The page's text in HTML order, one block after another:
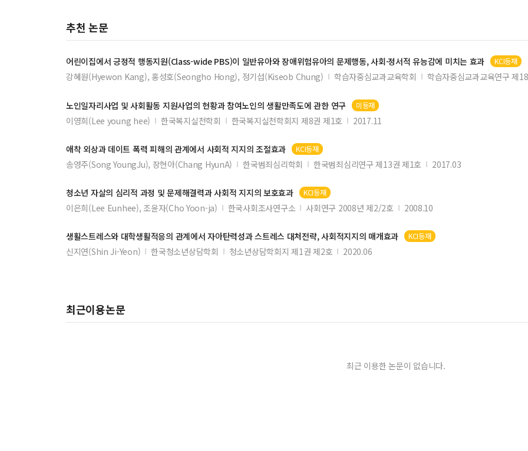
사회적 문제해결 능력 향상을 위한 호텔현관객실실무의 NCS 교육 방법
지역축제 브랜드자산이 브랜드충성도에 미치는 영향
의료관광 전문인력의 직무역량이 직무만족과 조직몰입에 미치는 영향
여행업 종사자의 감성지능과 직무만족에 관한 연구
추천 논문
어린이집에서 긍정적 행동지원(Class-wide PBS)이 일반유아와 장애위험유아의 문제행동, 사회·정서적 유능감에 미치는 효과 KCI등재
강혜원(Hyewon Kang), 홍성호(Seongho Hong), 정기섭(Kiseob Chung) 학습자중심교과교육학회 학습자중심교과교육연구 제
노인일자리사업 및 사회활동 지원사업의 현황과 참여노인의 생활만족도에 관한 연구 미등재
이영희(Lee young hee) 한국복지실천학회 한국복지실천학회지 제8권 제1호 2017.11
애착 외상과 데이트 폭력 피해의 관계에서 사회적 지지의 조절효과 KCI등재
송영주(Song YoungJu), 장현아(Chang HyunA) 한국범죄심리학회 한국범죄심리연구 제13권 제1호 2017.03
청소년 자살의 심리적 과정 및 문제해결력과 사회적 지지의 보호효과 KCI등재
이은희(Lee Eunhee), 조윤자(Cho Yoon-ja) 한국사회조사연구소 사회연구 2008년 제2/2호 2008.10
생활스트레스와 대학생활적응의 관계에서 자아탄력성과 스트레스 대처전략, 사회적지지의 매개효과 KCI등재
신지연(Shin Ji-Yeon) 한국청소년상담학회 청소년상담학회지 제1권 제2호 2020.06
최근이용논문
최근 이용한 논문이 없습니다.